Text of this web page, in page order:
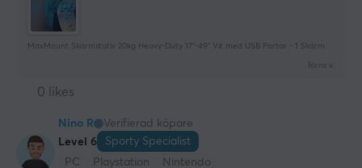
MaxMount Skärmstativ 20kg Heavy-Duty 17”-49” Vit med USB Portar - 1 Skärm
förra v.
0 likes
Nino R
Verifierad köpare
Level 6
Sporty Specialist
PC
Playstation Nintendo